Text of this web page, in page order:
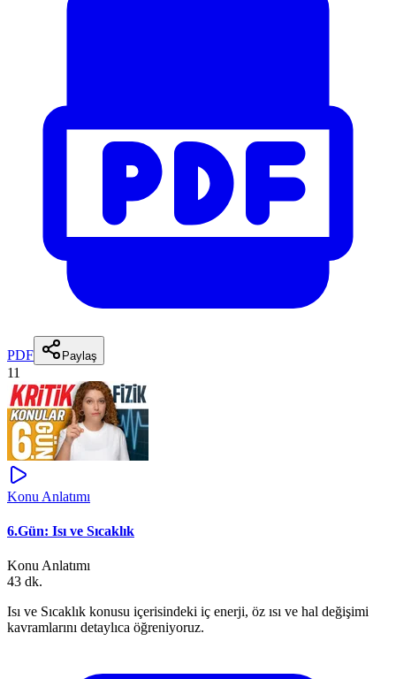
PDF Paylaş
11
Konu Anlatımı
6.Gün: Isı ve Sıcaklık
Konu Anlatımı
43 dk.
Isı ve Sıcaklık konusu içerisindeki iç enerji, öz ısı ve hal değişimi
kavramlarını detaylıca öğreniyoruz.